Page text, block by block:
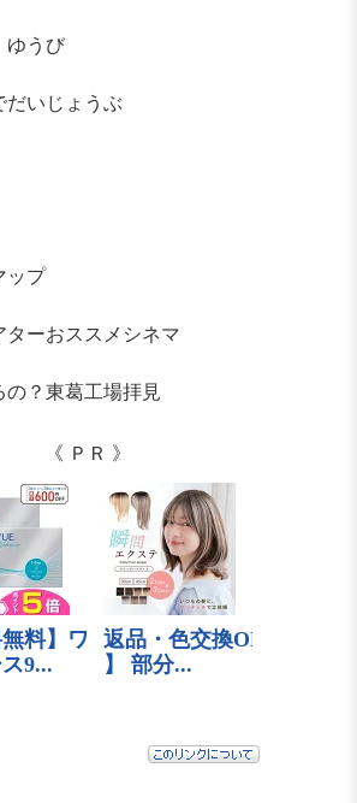
うび
だいじょうぶ
ップ
ターおススメシネマ
の？東葛工場拝見
《 ＰＲ 》